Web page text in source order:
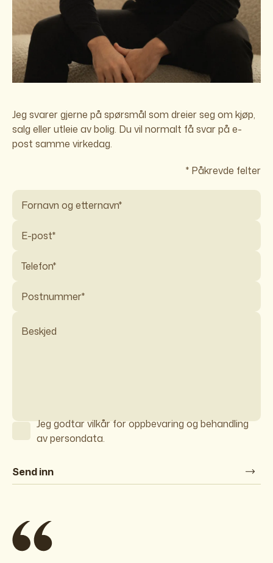
Jeg svarer gjerne på spørsmål som dreier seg om kjøp,
salg eller utleie av bolig. Du vil normalt få svar på e-
post samme virkedag.
* Påkrevde felter
Jeg godtar vilkår for oppbevaring og behandling
av persondata.
Send inn